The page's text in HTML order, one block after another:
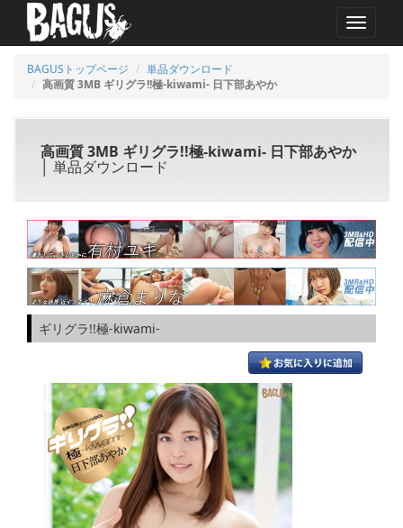
MENU
BAGUSトップページ
単品ダウンロード
高画質 3MB ギリグラ!!極-kiwami- 日下部あやか
高画質 3MB ギリグラ!!極-kiwami- 日下部あやか
│ 単品ダウンロード
ギリグラ!!極-kiwami-